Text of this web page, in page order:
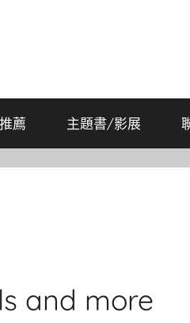
薦 主題書/影展
and more